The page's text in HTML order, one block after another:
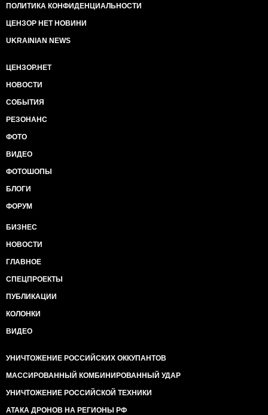
ПОЛИТИКА КОНФИДЕНЦИАЛЬНОСТИ
ЦЕНЗОР НЕТ НОВИНИ
UKRAINIAN NEWS
ЦЕНЗОР.НЕТ
НОВОСТИ
СОБЫТИЯ
РЕЗОНАНС
ФОТО
ВИДЕО
ФОТОШОПЫ
БЛОГИ
ФОРУМ
БИЗНЕС
НОВОСТИ
ГЛАВНОЕ
СПЕЦПРОЕКТЫ
ПУБЛИКАЦИИ
КОЛОНКИ
ВИДЕО
УНИЧТОЖЕНИЕ РОССИЙСКИХ ОККУПАНТОВ
МАССИРОВАННЫЙ КОМБИНИРОВАННЫЙ УДАР
УНИЧТОЖЕНИЕ РОССИЙСКОЙ ТЕХНИКИ
АТАКА ДРОНОВ НА РЕГИОНЫ РФ